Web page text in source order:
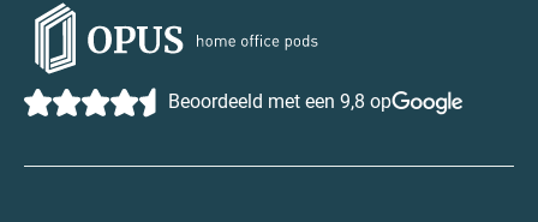
Beoordeeld met een 9,8 op